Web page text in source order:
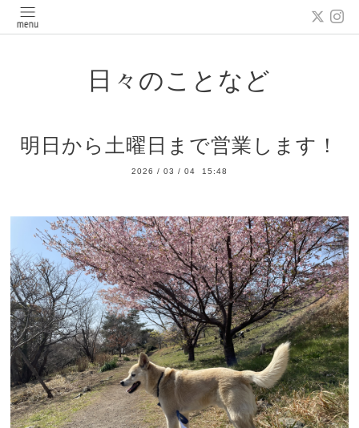
日々のことなど
明日から土曜日まで営業します！
2026 / 03 / 04 15:48